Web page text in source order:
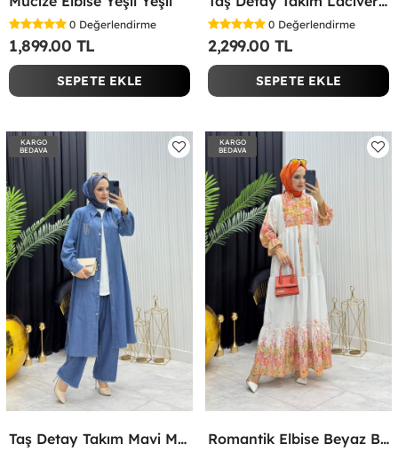
0 Değerlendirme
1,899.00 TL
SEPETE EKLE
0 Değerlendirme
2,299.00 TL
SEPETE EKLE
KARGO
BEDAVA
Taş Detay Takım Mavi Mavi
KARGO
BEDAVA
Romantik Elbise Beyaz Beyaz